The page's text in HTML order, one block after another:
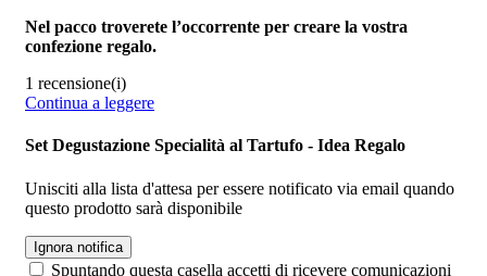
Nel pacco troverete l’occorrente per creare la vostra
confezione regalo.
1 recensione(i)
Continua a leggere
Set Degustazione Specialità al Tartufo - Idea Regalo
Unisciti alla lista d'attesa per essere notificato via email quando
questo prodotto sarà disponibile
Ignora notifica
Spuntando questa casella accetti di ricevere comunicazioni